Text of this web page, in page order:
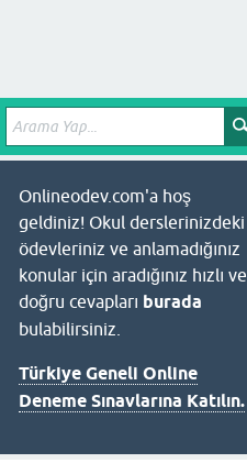
Onlineodev.com'a hoş
geldiniz! Okul derslerinizdeki
ödevleriniz ve anlamadığınız
konular için aradığınız hızlı ve
doğru cevapları burada
bulabilirsiniz.
Türkiye Geneli Online
Deneme Sınavlarına Katılın.